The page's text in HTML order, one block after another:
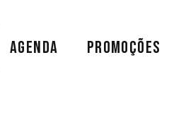
AGENDA PROMOÇÕES